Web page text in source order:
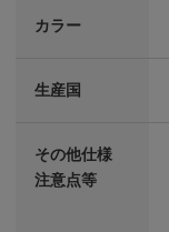
カラー
生産国
その他仕様
注意点等